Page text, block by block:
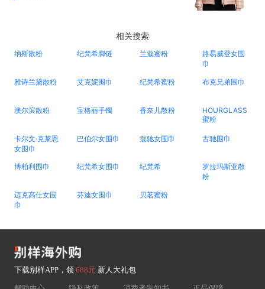
相关搜索
纳斯散粉 纪梵希脚链 兰蔻蜜粉
路易威登女围
巾
雅诗兰黛散粉 艾克妮围巾 纪梵希蜜粉 布克兄弟围巾
澳尔滨散粉 宝格丽手镯 香奈儿散粉
HOURGLASS
蜜粉
卡尔文·克莱恩
女围巾
巴伯尔女围巾 蔻驰女围巾 古驰围巾
博柏利围巾 纪梵希女围巾 纪梵希
罗拉玛斯亚散
粉
迈克高仕女围
巾
芬迪女围巾 贝茗蜜粉
下载别样APP，领 688元新人大礼包